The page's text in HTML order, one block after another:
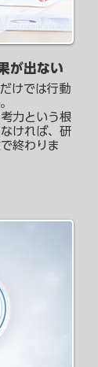
が出ない
けでは行動
力という根
ければ、研
終わりま